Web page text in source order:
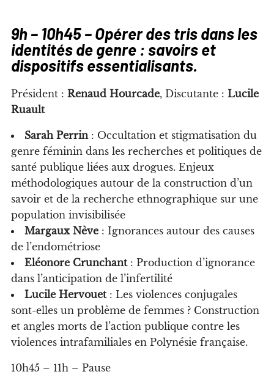
9h – 10h45 – Opérer des tris dans les
identités de genre : savoirs et
dispositifs essentialisants.
Président : Renaud Hourcade, Discutante : Lucile
Ruault
Sarah Perrin: Occultation et stigmatisation du
genre féminin dans les recherches et politiques de
santé publique liées aux drogues. Enjeux
méthodologiques autour de la construction d’un
savoir et de la recherche ethnographique sur une
population invisibilisée
Margaux Nève : Ignorances autour des causes
de l’endométriose
Eléonore Crunchant: Production d’ignorance
dans l’anticipation de l’infertilité
Lucile Hervouet: Les violences conjugales
sont-elles un problème de femmes ? Construction
et angles morts de l’action publique contre les
violences intrafamiliales en Polynésie française.
10h45 – 11h – Pause